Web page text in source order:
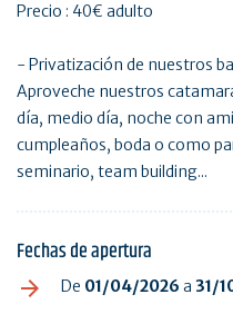
Precio : 40€ adulto
- Privatización de nuestros
Aproveche nuestros
día, medio día, noche con
cumpleaños, boda o como
seminario, team building...
Fechas de apertura
De 01/04/2026 a 31/